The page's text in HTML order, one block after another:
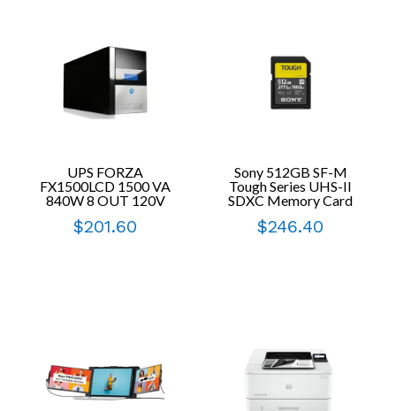
UPS FORZA
FX1500LCD 1500 VA
840W 8 OUT 120V
$201.60
Sony 512GB SF-M
Tough Series UHS-II
SDXC Memory Card
$246.40